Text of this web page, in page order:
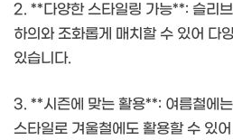
2. **다양한 스타일링 가능**: 슬리
하의와 조화롭게 매치할 수 있어 다
있습니다.
3. **시즌에 맞는 활용**: 여름철에
스타일로 겨울철에도 활용할 수 있